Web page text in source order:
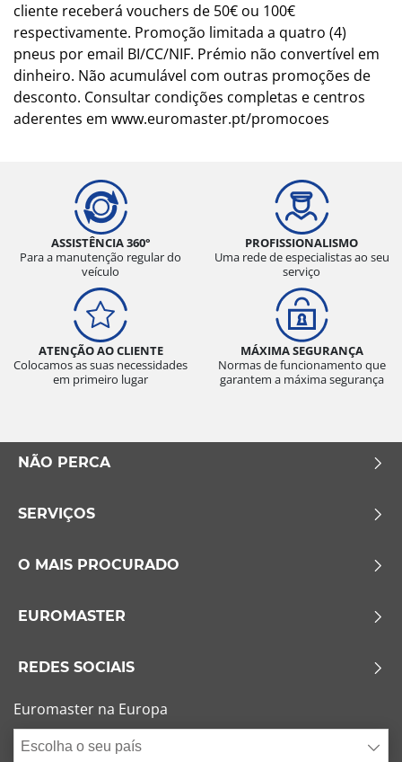
cliente receberá vouchers de 50€ ou 100€
respectivamente. Promoção limitada a quatro (4)
pneus por email BI/CC/NIF. Prémio não convertível em
dinheiro. Não acumulável com outras promoções de
desconto. Consultar condições completas e centros
aderentes em www.euromaster.pt/promocoes
ASSISTÊNCIA 360°
Para a manutenção regular do
veículo
PROFISSIONALISMO
Uma rede de especialistas ao seu
serviço
ATENÇÃO AO CLIENTE
Colocamos as suas necessidades
em primeiro lugar
MÁXIMA SEGURANÇA
Normas de funcionamento que
garantem a máxima segurança
NÃO PERCA
SERVIÇOS
O MAIS PROCURADO
EUROMASTER
REDES SOCIAIS
Euromaster na Europa
Escolha o seu país